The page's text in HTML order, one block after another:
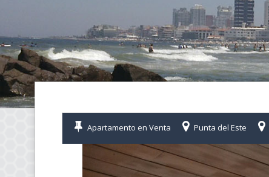
Apartamento en Venta Punta del Este